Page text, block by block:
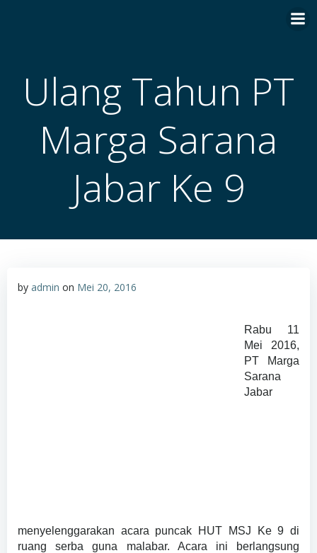
Ulang Tahun PT
Marga Sarana
Jabar Ke 9
by admin on Mei 20, 2016
Rabu 11
Mei 2016,
PT Marga
Sarana
Jabar
menyelenggarakan acara puncak HUT MSJ Ke 9 di
ruang serba guna malabar. Acara ini berlangsung